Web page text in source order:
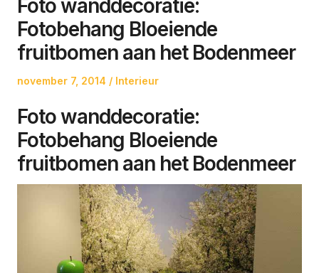
Foto wanddecoratie:
Fotobehang Bloeiende
fruitbomen aan het Bodenmeer
Posted
november 7, 2014
Posted
Interieur
Foto wanddecoratie:
Fotobehang Bloeiende
fruitbomen aan het Bodenmeer